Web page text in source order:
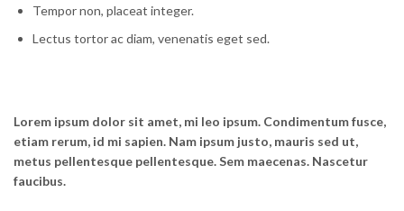
Tempor non, placeat integer.
Lectus tortor ac diam, venenatis eget sed.
Lorem ipsum dolor sit amet, mi leo ipsum. Condimentum fusce,
etiam rerum, id mi sapien. Nam ipsum justo, mauris sed ut,
metus pellentesque pellentesque. Sem maecenas. Nascetur
faucibus.